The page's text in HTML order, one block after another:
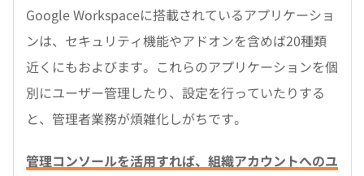
Google Workspaceに搭載されているアプリケーショ
ンは、セキュリティ機能やアドオンを含めば20種類
近くにもおよびます。これらのアプリケーションを個
別にユーザー管理したり、設定を行っていたりする
と、管理者業務が煩雑化しがちです。
管理コンソールを活用すれば、組織アカウントへのユ